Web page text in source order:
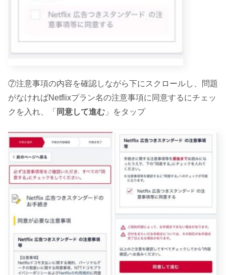
⑦注意事項の内容を確認しながら下にスクロールし、問題
がなければNetflixプラン名の注意事項に同意するにチェッ
クを入れ、「 同意して進む 」をタップ